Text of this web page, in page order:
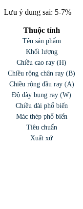
Lưu ý dung sai: 5-7%
Thuộc tính
Tên sản phẩm
Khối lượng
Chiều cao ray (H)
Chiều rộng chân ray (B)
Chiều rộng đầu ray (A)
Độ dày bụng ray (W)
Chiều dài phổ biến
Mác thép phổ biến
Tiêu chuẩn
Xuất xứ